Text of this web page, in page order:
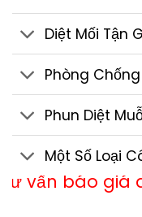
Diệt Mối Tận
Phòng Chống
Phun Diệt
Một Số Loại
dịch vụ diệt